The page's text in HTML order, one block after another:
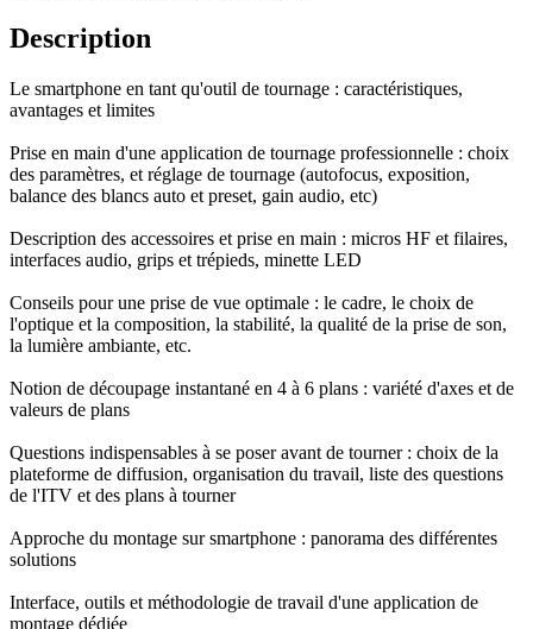
Description
Le smartphone en tant qu'outil de tournage : caractéristiques,
avantages et limites
Prise en main d'une application de tournage professionnelle : choix
des paramètres, et réglage de tournage (autofocus, exposition,
balance des blancs auto et preset, gain audio, etc)
Description des accessoires et prise en main : micros HF et filaires,
interfaces audio, grips et trépieds, minette LED
Conseils pour une prise de vue optimale : le cadre, le choix de
l'optique et la composition, la stabilité, la qualité de la prise de son,
la lumière ambiante, etc.
Notion de découpage instantané en 4 à 6 plans : variété d'axes et de
valeurs de plans
Questions indispensables à se poser avant de tourner : choix de la
plateforme de diffusion, organisation du travail, liste des questions
de l'ITV et des plans à tourner
Approche du montage sur smartphone : panorama des différentes
solutions
Interface, outils et méthodologie de travail d'une application de
montage dédiée